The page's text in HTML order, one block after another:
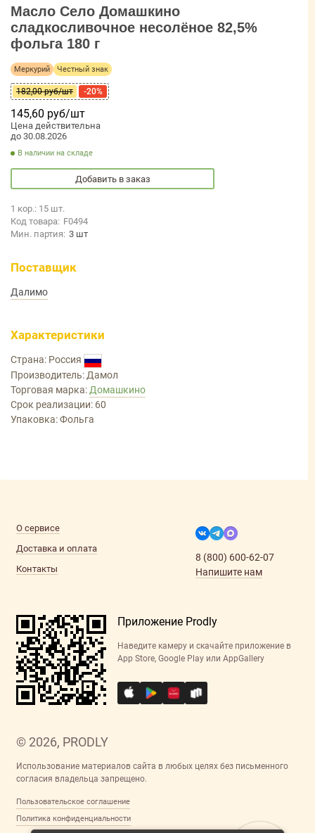
Масло Село Домашкино
сладкосливочное несолёное 82,5%
фольга 180 г
Меркурий Честный знак
182,00 руб/шт -20%
145,60 руб/шт
Цена действительна
до 30.08.2026
В наличии на складе
Добавить в заказ
1 кор.: 15 шт.
Код товара: F0494
Мин. партия: 3 шт
Поставщик
Далимо
Характеристики
Страна: Россия
Производитель: Дамол
Торговая марка: Домашкино
Срок реализации: 60
Упаковка: Фольга
© 2026, PRODLY
Использование материалов сайта в любых целях без письменного
согласия владельца запрещено.
Пользовательское соглашение
Политика конфиденциальности
О сервисе
Доставка и оплата
Контакты
8 (800) 600-62-07
Напишите нам
Приложение Prodly
Наведите камеру и скачайте приложение в
App Store, Google Play или AppGallery